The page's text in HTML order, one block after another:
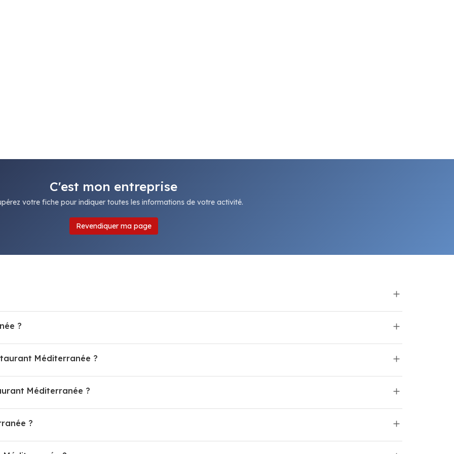
C'est mon entreprise
votre fiche pour indiquer toutes les informations de votre activité.
Revendiquer ma page
?
Méditerranée ?
Méditerranée ?
?